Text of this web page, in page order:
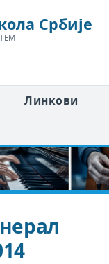
Србије
Линкови